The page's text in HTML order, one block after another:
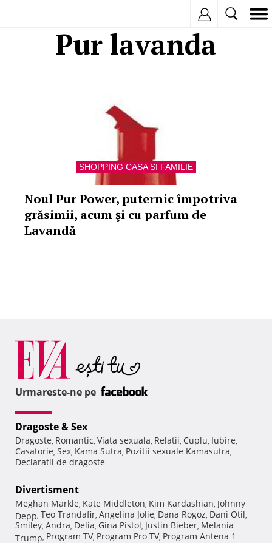
Pur lavanda
SHOPPING CASA SI FAMILIE
Noul Pur Power, puternic împotriva
grăsimii, acum şi cu parfum de
Lavandă
Urmareste-ne pe
Dragoste & Sex
Dragoste, Romantic, Viata sexuala, Relatii, Cuplu, Iubire,
Casatorie, Sex, Kama Sutra, Pozitii sexuale Kamasutra,
Declaratii de dragoste
Divertisment
Meghan Markle, Kate Middleton, Kim Kardashian, Johnny
Depp, Teo Trandafir, Angelina Jolie, Dana Rogoz, Dani Otil,
Smiley, Andra, Delia, Gina Pistol, Justin Bieber, Melania
Trump, Program TV, Program Pro TV, Program Antena 1